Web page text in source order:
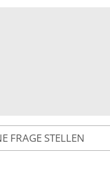
FRAGE STELLEN